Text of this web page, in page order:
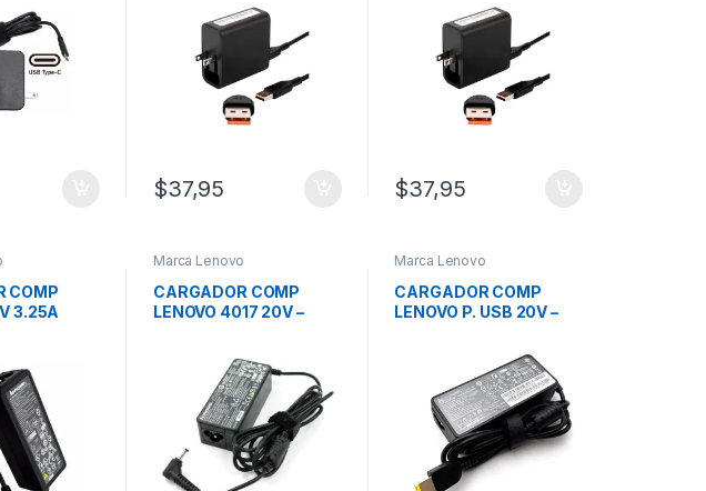
$37,95 $37,95
COMP
3.25A
Marca Lenovo
CARGADOR COMP
LENOVO 4017 20V –
Marca Lenovo
CARGADOR COMP
LENOVO P. USB 20V –